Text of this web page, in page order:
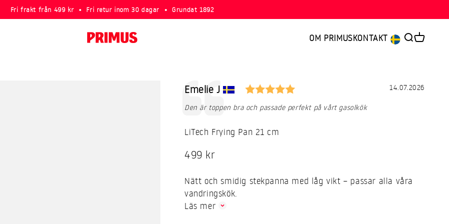
Fri frakt från 499 kr Fri retur inom 30 dagar Grundat 1892
Primus OM PRIMUSKONTAKT Öppna sök
Öppna
Rekommendation
Författare:
Emelie J 5.0 utav 5 stjärnor Datum:
14.07.2026
Text:
Den är toppen bra och passade perfekt på vårt gasolkök
LiTech Frying Pan 21 cm
REA-pris
499 kr
Nätt och smidig stekpanna med låg vikt – passar alla våra
vandringskök.
Läs mer